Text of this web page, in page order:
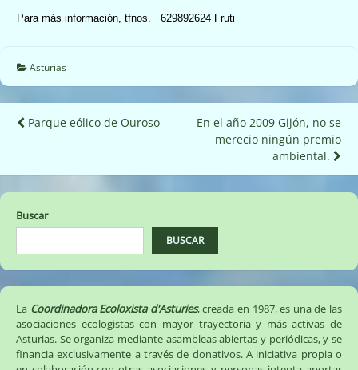
Para más información, tfnos. 629892624 Fruti
Asturias
Navegación
entradas
Parque eólico de Ouroso
En el año 2009 Gijón, no se
merecio ningún premio
ambiental.
Buscar
BUSCAR
La Coordinadora Ecoloxista d'Asturies, creada en 1987, es una de las
asociaciones ecologistas con mayor trayectoria y más activas de
Asturias. Se organiza mediante asambleas abiertas y periódicas, y se
financia exclusivamente a través de donativos. A iniciativa propia o